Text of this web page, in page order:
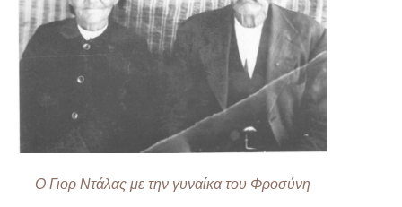
Ο Γιορ Ντάλας με την γυναίκα του Φροσύνη